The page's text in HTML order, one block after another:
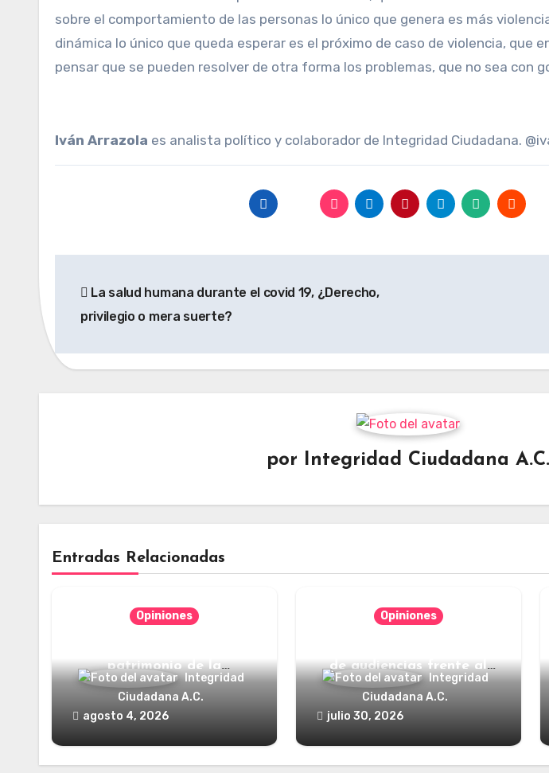
sobre el comportamiento de las personas lo único que genera es más
dinámica lo único que queda esperar es el próximo de caso de violencia, que
pensar que se pueden resolver de otra forma los problemas, que no sea con
Iván Arrazola es analista político y colaborador de Integridad Ciudadana.
de La salud humana durante el covid 19, ¿Derecho,
privilegio o mera suerte?
por Integridad Ciudadana A.C.
Entradas Relacionadas
Opiniones
patrimonio de la
humanidadIntegridad
Ciudadana A.C.
agosto 4, 2026
Opiniones
de audiencias frente al
poder?Integridad
Ciudadana A.C.
julio 30, 2026